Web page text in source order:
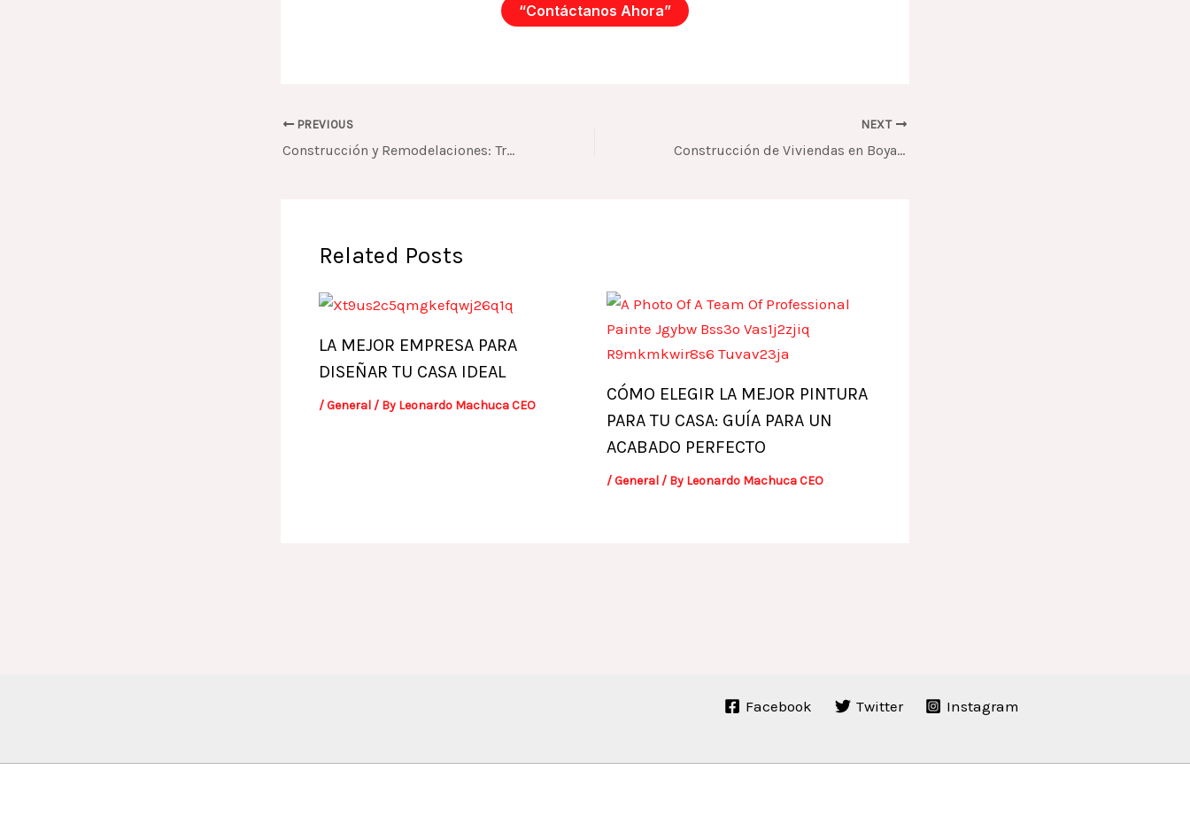
“Contáctanos Ahora”
PREVIOUS
Construcción y Remodelaciones: Transformando Espacios con CONSTRUCTORA LENCOVA S.A.S
NEXT
Construcción de Viviendas en Boyacá: Diseño y Calidad con CONSTRUCTORA LENCOVA S.A.S
Related Posts
LA MEJOR EMPRESA PARA
DISEÑAR TU CASA IDEAL
/General/ By Leonardo Machuca CEO
CÓMO ELEGIR LA MEJOR PINTURA
PARA TU CASA: GUÍA PARA UN
ACABADO PERFECTO
/General/ By Leonardo Machuca CEO
Facebook Twitter Instagram